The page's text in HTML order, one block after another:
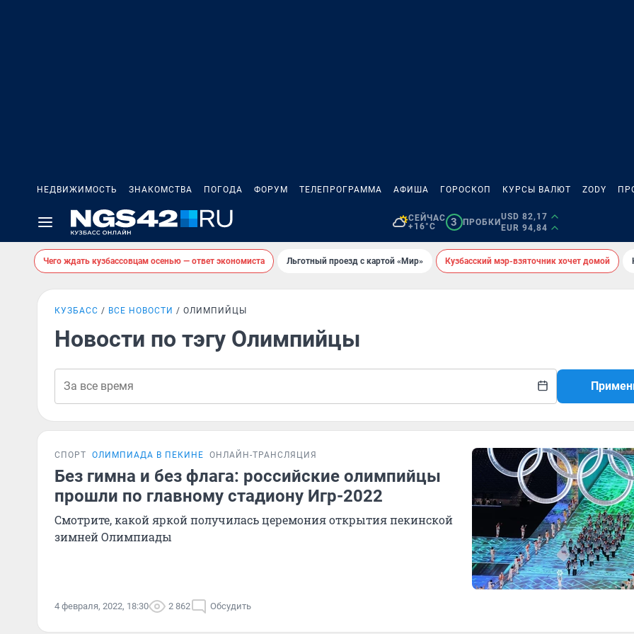
НЕДВИЖИМОСТЬ ЗНАКОМСТВА ПОГОДА ФОРУМ ТЕЛЕПРОГРАММА АФИША ГОРОСКОП КУРСЫ ВАЛЮТ ZODY
СЕЙЧАС
+16°C
3 ПРОБКИ
USD 82,17
EUR 94,84
Чего ждать кузбассовцам осенью — ответ экономиста Льготный проезд с картой «Мир» Кузбасский мэр-взяточник хочет домой
КУЗБАСС ВСЕ НОВОСТИ ОЛИМПИЙЦЫ
Новости по тэгу Олимпийцы
СПОРТ ОЛИМПИАДА В ПЕКИНЕ ОНЛАЙН-ТРАНСЛЯЦИЯ
Без гимна и без флага: российские олимпийцы
прошли по главному стадиону Игр-2022
Смотрите, какой яркой получилась церемония открытия пекинской
зимней Олимпиады
4 февраля, 2022, 18:30 2 862 Обсудить